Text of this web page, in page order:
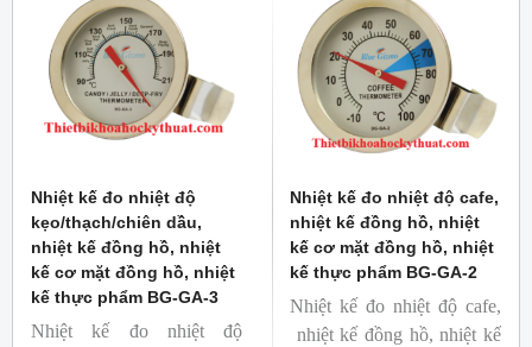
Nhiệt kế đo nhiệt độ
kẹo/thạch/chiên dầu,
nhiệt kế đồng hồ, nhiệt
kế cơ mặt đồng hồ, nhiệt
kế thực phẩm BG-GA-3
Nhiệt kế đo nhiệt độ
Nhiệt kế đo nhiệt độ cafe,
nhiệt kế đồng hồ, nhiệt
kế cơ mặt đồng hồ, nhiệt
kế thực phẩm BG-GA-2
Nhiệt kế đo nhiệt độ cafe,
nhiệt kế đồng hồ, nhiệt kế